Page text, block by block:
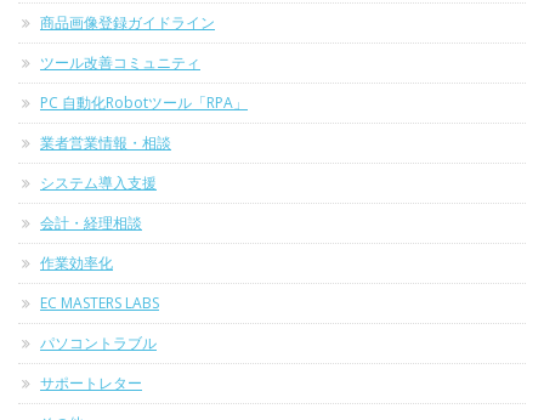
商品画像登録ガイドライン
ツール改善コミュニティ
PC 自動化Robotツール「RPA」
業者営業情報・相談
システム導入支援
会計・経理相談
作業効率化
EC MASTERS LABS
パソコントラブル
サポートレター